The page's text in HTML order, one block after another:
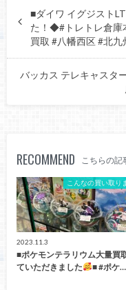
■ダイワ イグジスト
た！◆#トレトレ倉庫
買取 #八幡西区 #北
バッカス テレキャスタ
RECOMMEND こちらの記
こんなの買い取り
2023.11.3
■ポケモンテラリウム大量買
ていただきました
■ #ポケ…